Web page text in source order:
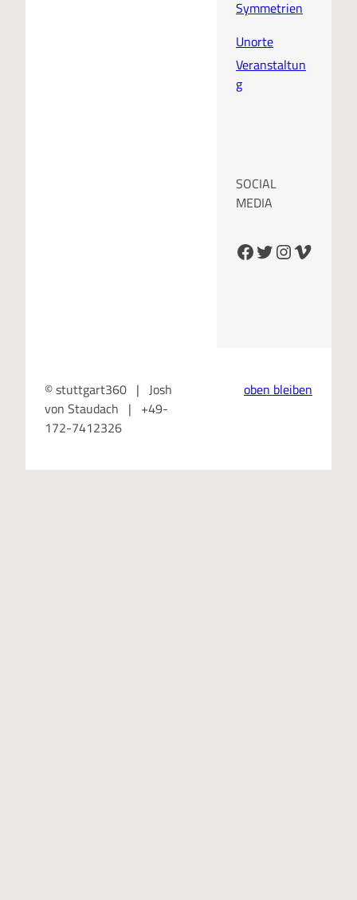
Symmetrien
Unorte
Veranstaltun
g
SOCIAL
MEDIA
Facebook Twitter InstagramVimeo
© stuttgart360 | Josh
von Staudach | +49-
172-7412326
oben bleiben